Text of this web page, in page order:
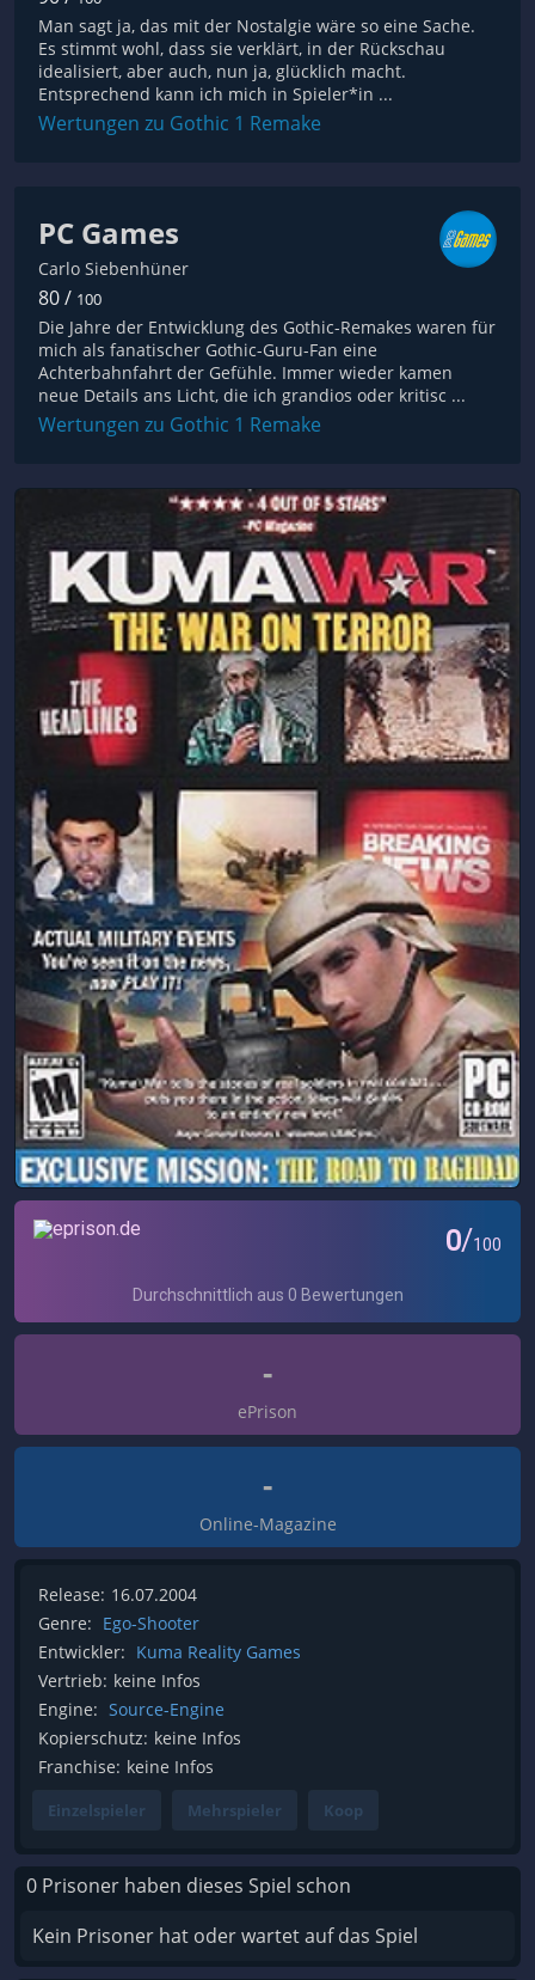
Man sagt ja, das mit der Nostalgie wäre so eine Sache.
Es stimmt wohl, dass sie verklärt, in der Rückschau
idealisiert, aber auch, nun ja, glücklich macht.
Entsprechend kann ich mich in Spieler*in ...
Wertungen zu Gothic 1 Remake
PC Games
Carlo Siebenhüner
80 / 100
Die Jahre der Entwicklung des Gothic-Remakes waren für
mich als fanatischer Gothic-Guru-Fan eine
Achterbahnfahrt der Gefühle. Immer wieder kamen
neue Details ans Licht, die ich grandios oder kritisc ...
Wertungen zu Gothic 1 Remake
-
ePrison
-
Online-Magazine
Release: 16.07.2004
Genre: Ego-Shooter
Entwickler: Kuma Reality Games
Vertrieb: keine Infos
Engine: Source-Engine
Kopierschutz: keine Infos
Franchise: keine Infos
Einzelspieler Mehrspieler Koop
0 Prisoner haben dieses Spiel schon
Kein Prisoner hat oder wartet auf das Spiel